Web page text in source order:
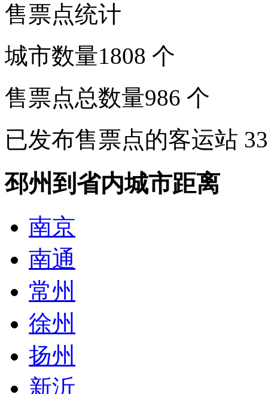
售票点统计
城市数量1808 个
售票点总数量986 个
已发布售票点的客运站
邳州到省内城市距离
南京
南通
常州
徐州
扬州
新沂